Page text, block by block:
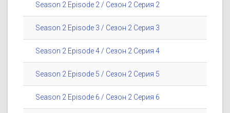
Season 2 Episode 2 / Сезон 2 Серия 2
Season 2 Episode 3 / Сезон 2 Серия 3
Season 2 Episode 4 / Сезон 2 Серия 4
Season 2 Episode 5 / Сезон 2 Серия 5
Season 2 Episode 6 / Сезон 2 Серия 6